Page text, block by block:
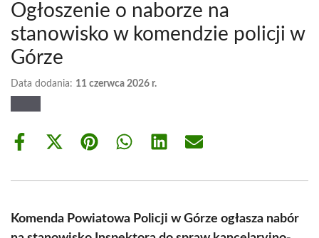
Ogłoszenie o naborze na
stanowisko w komendzie policji w
Górze
Data dodania: 11 czerwca 2026 r.
Share
Share
(Twitter)
Share Share Share Share
Komenda Powiatowa Policji w Górze ogłasza nabór